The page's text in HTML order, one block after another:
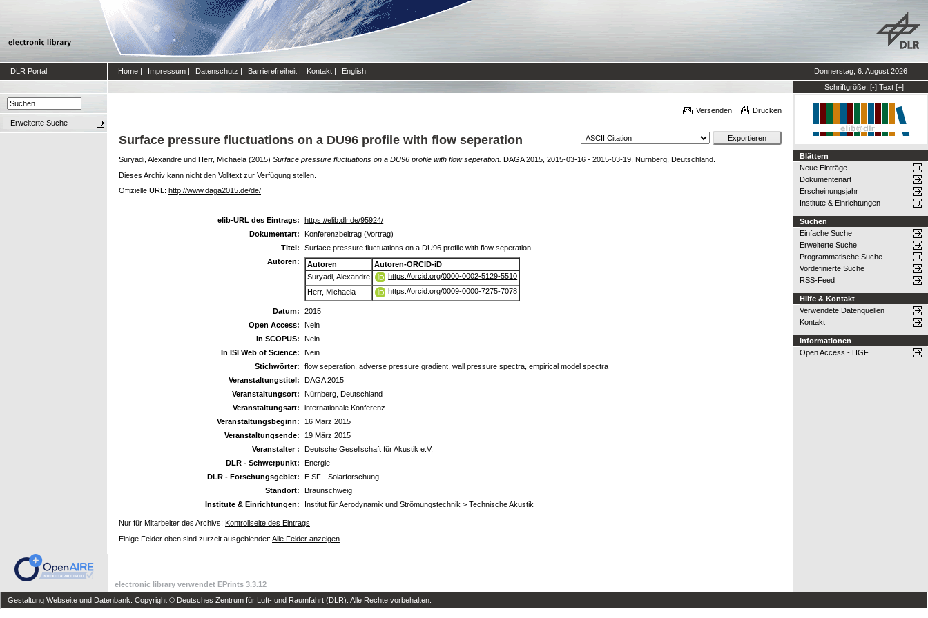
DLR Portal Home | Impressum | Datenschutz | Barrierefreiheit | Kontakt | English
Donnerstag, 6. August 2026
Schriftgröße: [-] Text [+]
Erweiterte Suche
Versenden Drucken
Surface pressure fluctuations on a DU96 profile with flow seperation
Suryadi, Alexandre und Herr, Michaela (2015) Surface pressure fluctuations on a DU96 profile with flow seperation. DAGA 2015, 2015-03-16 - 2015-03-19, Nürnberg, Deutschland.
Dieses Archiv kann nicht den Volltext zur Verfügung stellen.
Offizielle URL: http://www.daga2015.de/de/
elib-URL des Eintrags:
https://elib.dlr.de/95924/
Dokumentart:
Konferenzbeitrag (Vortrag)
Titel:
Surface pressure fluctuations on a DU96 profile with flow seperation
Autoren:
Autoren
Autoren-ORCID-iD
Suryadi, Alexandre
https://orcid.org/0000-0002-5129-5510
Herr, Michaela
https://orcid.org/0009-0000-7275-7078
Datum:
2015
Open Access:
Nein
In SCOPUS:
Nein
In ISI Web of Science:
Nein
Stichwörter:
flow seperation, adverse pressure gradient, wall pressure spectra, empirical model spectra
Veranstaltungstitel:
DAGA 2015
Veranstaltungsort:
Nürnberg, Deutschland
Veranstaltungsart:
internationale Konferenz
Veranstaltungsbeginn:
16 März 2015
Veranstaltungsende:
19 März 2015
Veranstalter :
Deutsche Gesellschaft für Akustik e.V.
DLR - Schwerpunkt:
Energie
DLR - Forschungsgebiet:
E SF - Solarforschung
Standort:
Braunschweig
Institute & Einrichtungen:
Institut für Aerodynamik und Strömungstechnik > Technische Akustik
Nur für Mitarbeiter des Archivs: Kontrollseite des Eintrags
Einige Felder oben sind zurzeit ausgeblendet: Alle Felder anzeigen
Blättern
Neue Einträge
Dokumentenart
Erscheinungsjahr
Institute & Einrichtungen
Suchen
Einfache Suche
Erweiterte Suche
Programmatische Suche
Vordefinierte Suche
RSS-Feed
Hilfe & Kontakt
Verwendete Datenquellen
Kontakt
Informationen
Open Access - HGF
electronic library verwendet EPrints 3.3.12
Gestaltung Webseite und Datenbank: Copyright © Deutsches Zentrum für Luft- und Raumfahrt (DLR). Alle Rechte vorbehalten.